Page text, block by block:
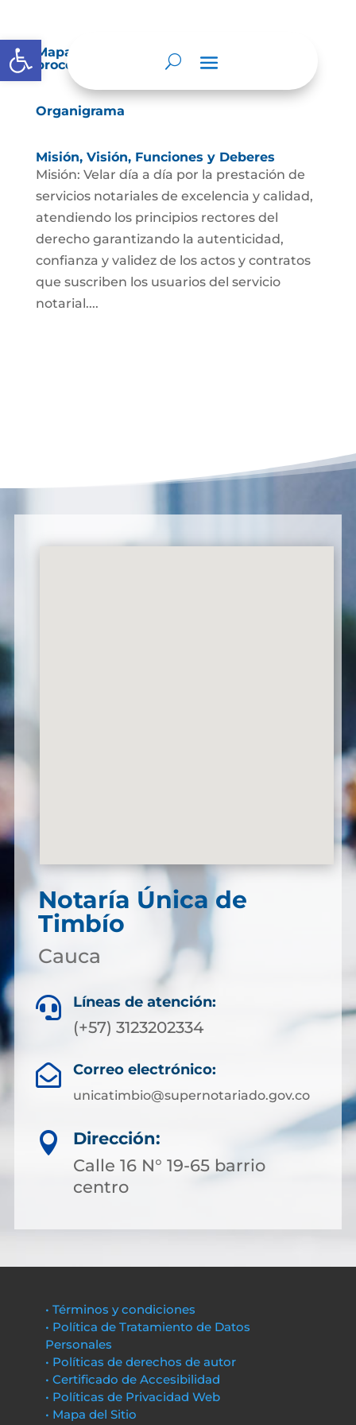
Abrir barra de herramientas
Mapas y cartas descriptivas de los
procesos
Organigrama
Misión, Visión, Funciones y Deberes
Misión: Velar día a día por la prestación de
servicios notariales de excelencia y calidad,
atendiendo los principios rectores del
derecho garantizando la autenticidad,
confianza y validez de los actos y contratos
que suscriben los usuarios del servicio
notarial....
Notaría Única de
Timbío
Cauca
 Líneas de atención:
(+57) 3123202334
 Correo electrónico:
unicatimbio@supernotariado.gov.co

Dirección:
Calle 16 N° 19-65 barrio
centro
• Términos y condiciones
• Política de Tratamiento de Datos
Personales
• Políticas de derechos de autor
• Certificado de Accesibilidad
• Políticas de Privacidad Web
• Mapa del Sitio